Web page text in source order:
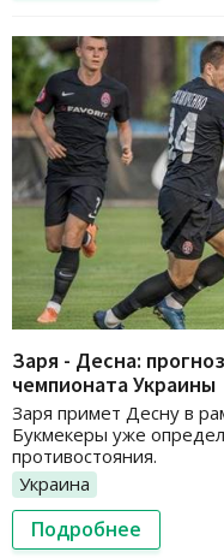
Заря - Десна:
чемпионата Украины
Заря примет Десну в
Букмекеры уже
противостояния.
Украина
Подробнее